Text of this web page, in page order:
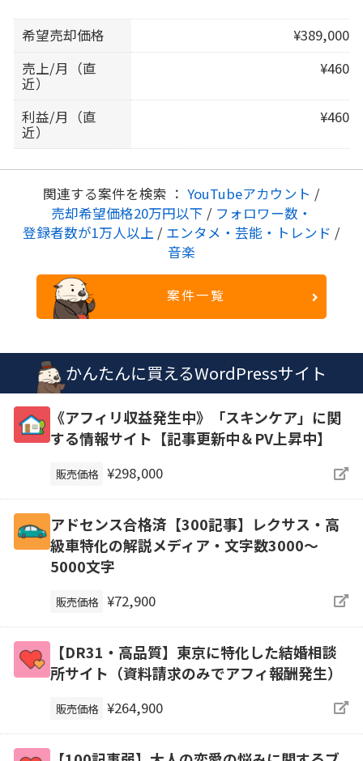
希望売却価格
¥389,000
売上/月（直
近）
¥460
利益/月（直
近）
¥460
関連する案件を検索 ： YouTubeアカウント /
売却希望価格20万円以下 / フォロワー数・
登録者数が1万人以上 / エンタメ・芸能・トレンド /
音楽
案件一覧
かんたんに買えるWordPressサイト
《アフィリ収益発生中》「スキンケア」に関
する情報サイト【記事更新中＆PV上昇中】
販売価格 ¥298,000
アドセンス合格済【300記事】レクサス・高
級車特化の解説メディア・文字数3000～
5000文字
販売価格 ¥72,900
【DR31・高品質】東京に特化した結婚相談
所サイト（資料請求のみでアフィ報酬発生）
販売価格 ¥264,900